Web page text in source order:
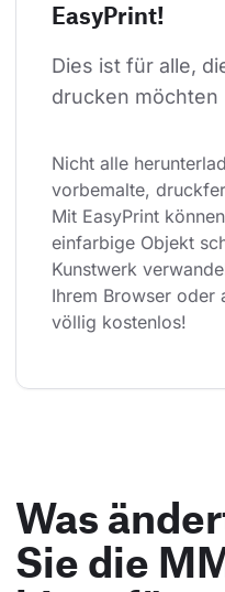
EasyPrint!
Dies ist für alle,
drucken möchten
Nicht alle
vorbemalte,
Mit EasyPrint
einfarbige Objekt
Kunstwerk
Ihrem Browser oder
völlig kostenlos!
Was
Sie die